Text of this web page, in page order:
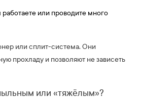
или проводите много
или сплит-система. Они
прохладу и позволяют не зависеть
или «тяжёлым»?